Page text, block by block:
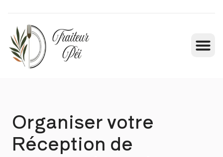
Organiser votre
Réception de